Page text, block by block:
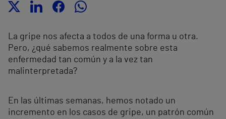
La gripe nos afecta a todos de una forma u otra.
Pero, ¿qué sabemos realmente sobre esta
enfermedad tan común y a la vez tan
malinterpretada?
En las últimas semanas, hemos notado un
incremento en los casos de gripe, un patrón común